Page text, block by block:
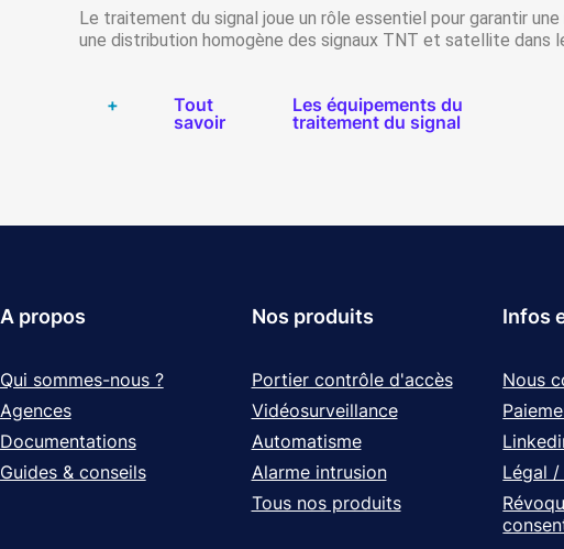
Le traitement du signal joue un rôle essentiel pour garantir
une distribution homogène des signaux TNT et satellite dans
+
Tout
savoir
Les équipements du
traitement du signal
A propos
Qui sommes-nous ?
Agences
Documentations
Guides & conseils
Nos produits
Portier contrôle d'accès
Vidéosurveillance
Automatisme
Alarme intrusion
Tous nos produits
Infos
Nous
Légal